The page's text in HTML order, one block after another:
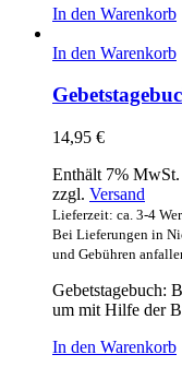
In den Warenkorb
In den Warenkorb
14,95 €
Enthält 7% MwSt.
zzgl. Versand
Lieferzeit: ca. 3-4
Bei Lieferungen in
und Gebühren
Gebetstagebuch:
um mit Hilfe der
In den Warenkorb